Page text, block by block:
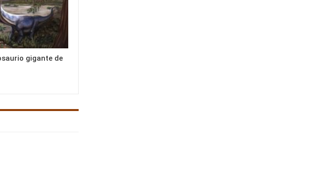
gigante de